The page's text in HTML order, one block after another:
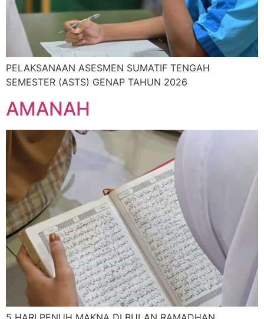
PELAKSANAAN ASESMEN SUMATIF TENGAH
SEMESTER (ASTS) GENAP TAHUN 2026
AMANAH